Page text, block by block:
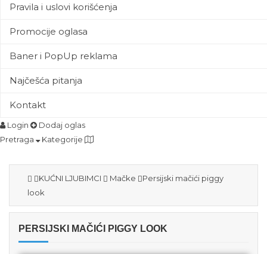
Pravila i uslovi korišćenja
Promocije oglasa
Baner i PopUp reklama
Najčešća pitanja
Kontakt
Login
Dodaj oglas
Pretraga
Kategorije
KUĆNI LJUBIMCI Mačke
Persijski mačići piggy
look
PERSIJSKI MAČIĆI PIGGY LOOK